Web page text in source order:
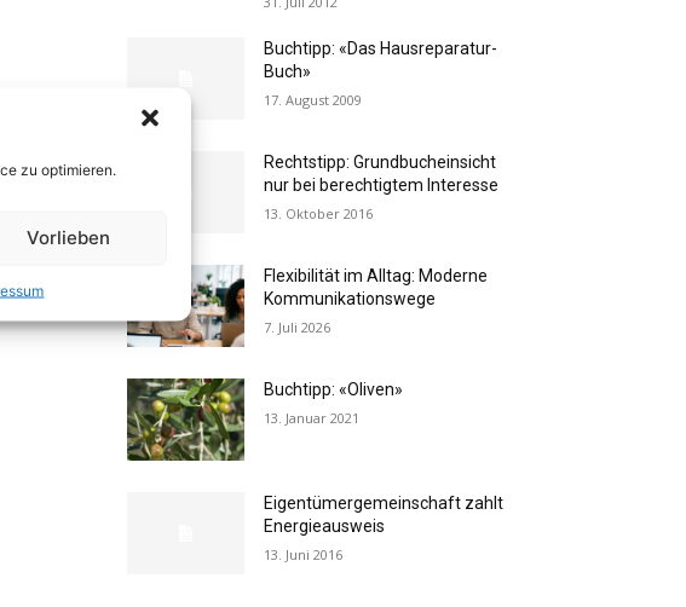
zu optimieren.
Vorlieben
Buchtipp: «Das Hausreparatur-
Buch»
17. August 2009
Rechtstipp: Grundbucheinsicht
nur bei berechtigtem Interesse
13. Oktober 2016
Flexibilität im Alltag: Moderne
Kommunikationswege
7. Juli 2026
Buchtipp: «Oliven»
13. Januar 2021
Eigentümergemeinschaft zahlt
Energieausweis
13. Juni 2016